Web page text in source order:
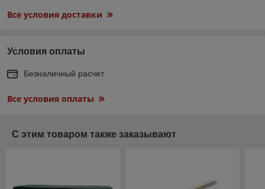
Все условия доставки
Условия оплаты
Безналичный расчет
Все условия оплаты
С этим товаром также заказывают